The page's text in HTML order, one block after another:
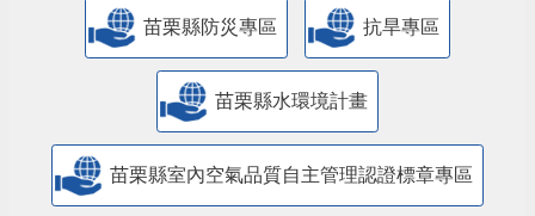
苗栗縣防災專區 抗旱專區
苗栗縣水環境計畫
苗栗縣室內空氣品質自主管理認證標章專區